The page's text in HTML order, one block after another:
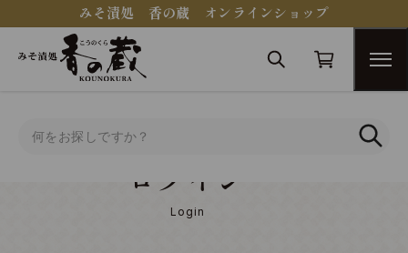
みそ漬処 香の蔵 オンラインショップ
ログイン
Login